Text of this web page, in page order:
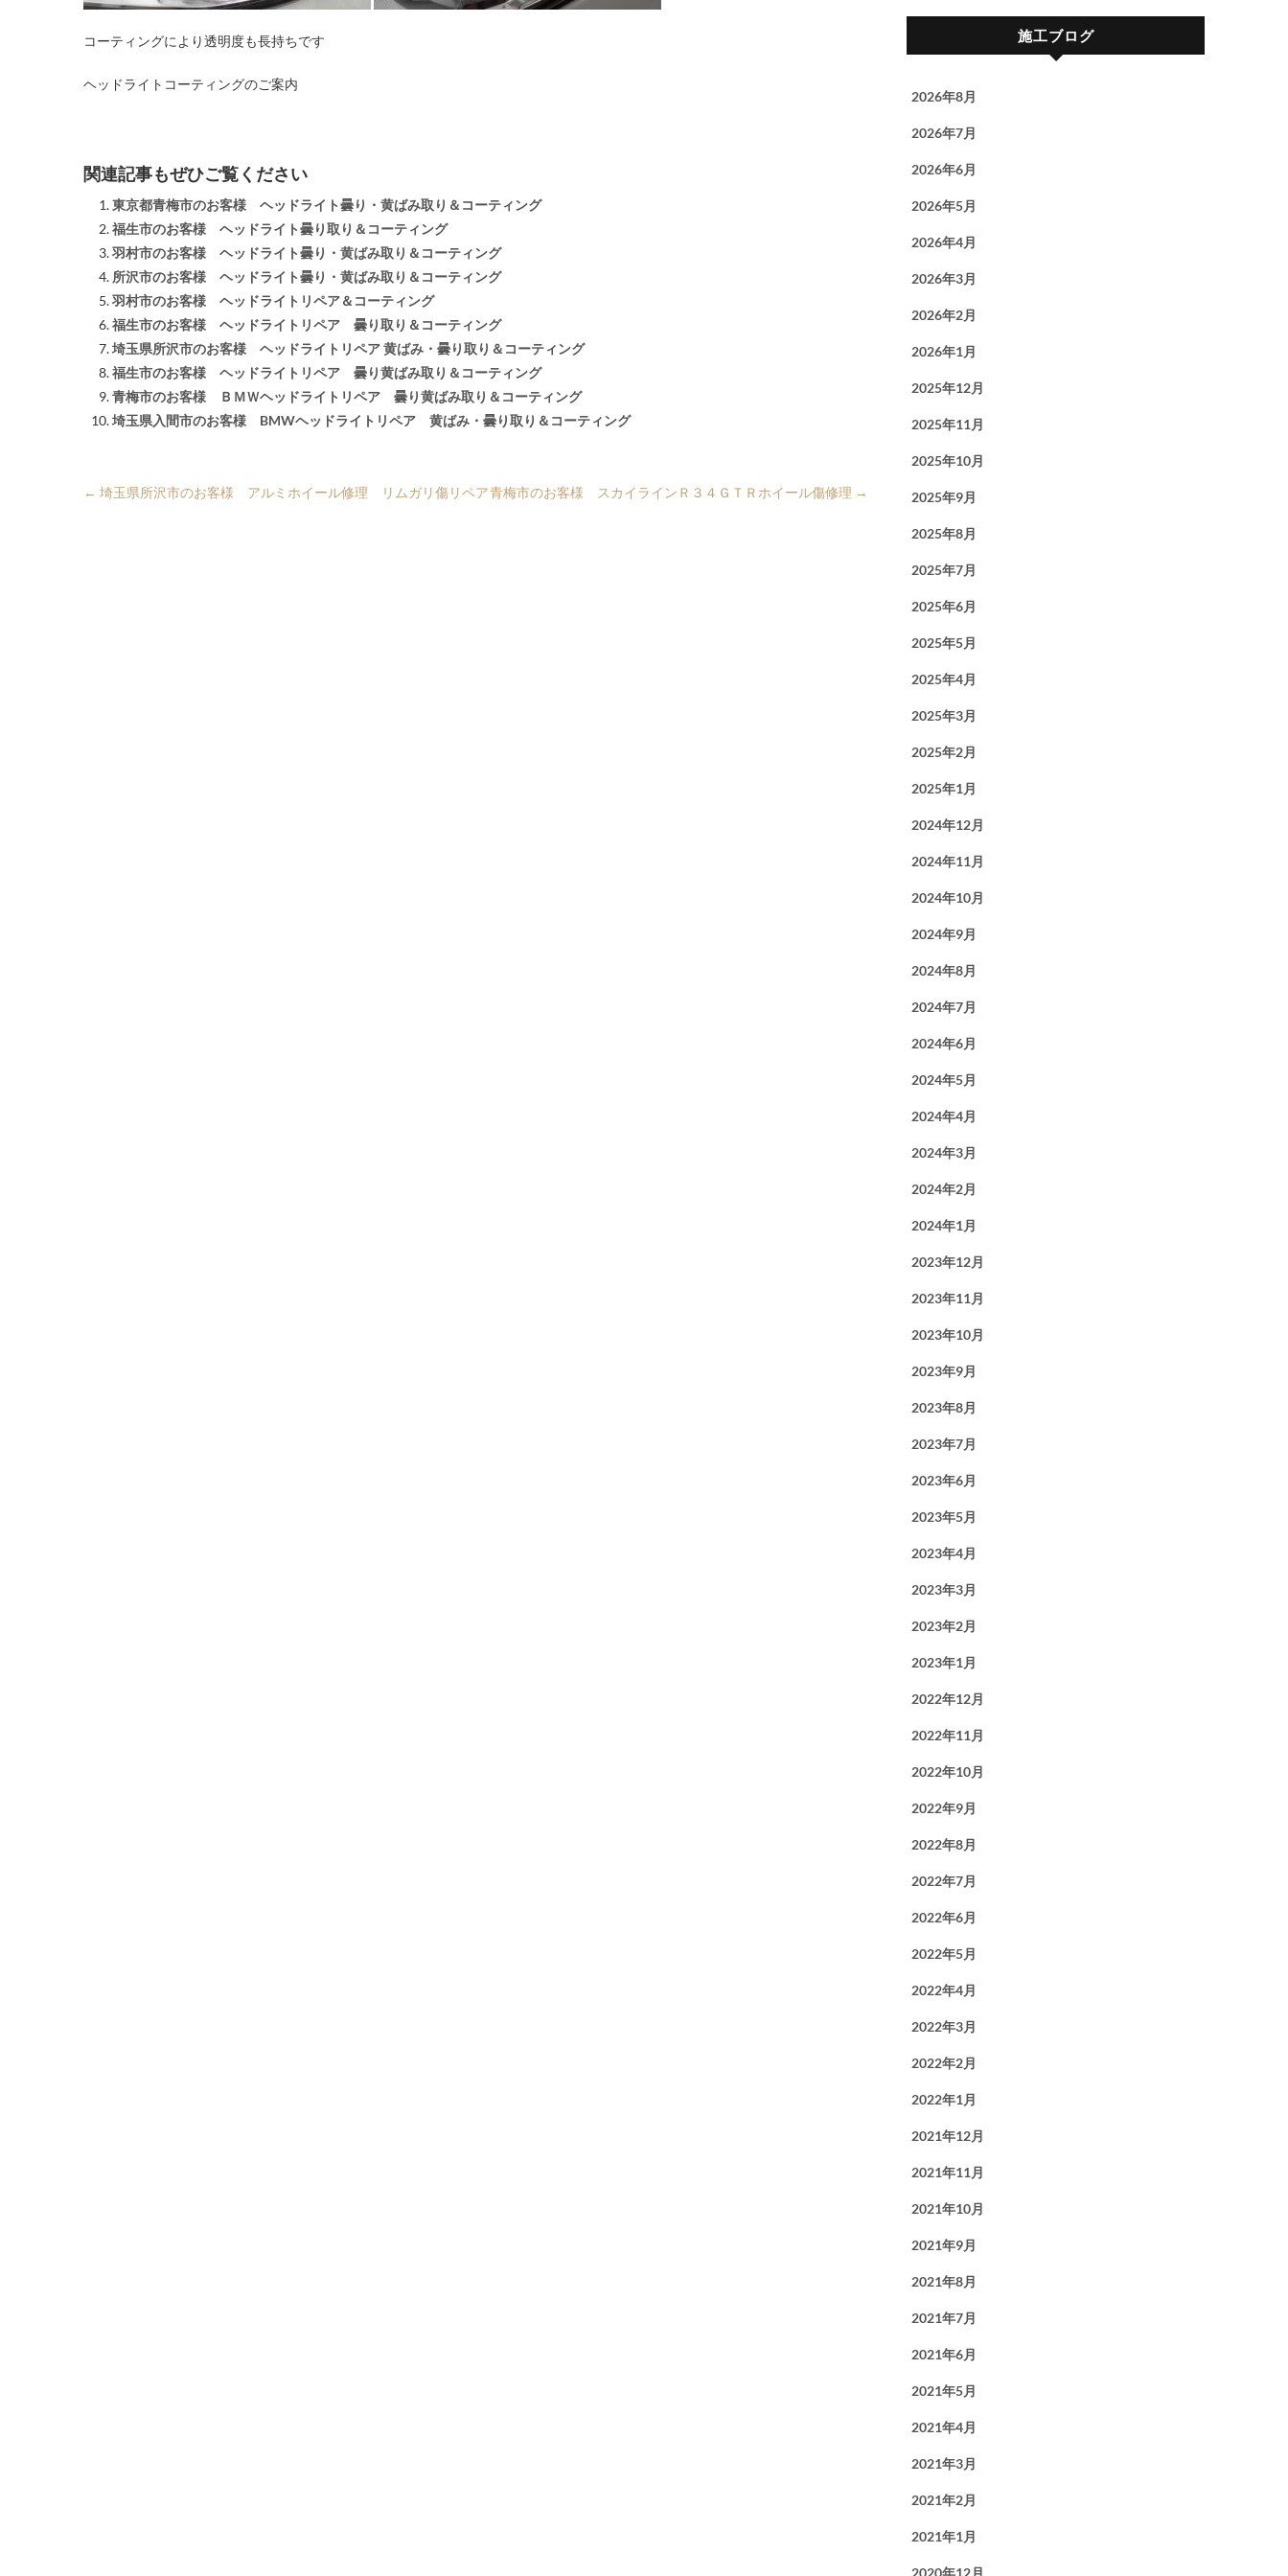
コーティングにより透明度も長持ちです
ヘッドライトコーティングのご案内
関連記事もぜひご覧ください
東京都青梅市のお客様 ヘッドライト曇り・黄ばみ取り＆コーティング
福生市のお客様 ヘッドライト曇り取り＆コーティング
羽村市のお客様 ヘッドライト曇り・黄ばみ取り＆コーティング
所沢市のお客様 ヘッドライト曇り・黄ばみ取り＆コーティング
羽村市のお客様 ヘッドライトリペア＆コーティング
福生市のお客様 ヘッドライトリペア 曇り取り＆コーティング
埼玉県所沢市のお客様 ヘッドライトリペア 黄ばみ・曇り取り＆コーティング
福生市のお客様 ヘッドライトリペア 曇り黄ばみ取り＆コーティング
青梅市のお客様 ＢＭＷヘッドライトリペア 曇り黄ばみ取り＆コーティング
埼玉県入間市のお客様 BMWヘッドライトリペア 黄ばみ・曇り取り＆コーティング
← 埼玉県所沢市のお客様 アルミホイール修理 リムガリ傷リペア青梅市のお客様 スカイラインＲ３４ＧＴＲホイール傷修理 →
施工ブログ
2026年8月
2026年7月
2026年6月
2026年5月
2026年4月
2026年3月
2026年2月
2026年1月
2025年12月
2025年11月
2025年10月
2025年9月
2025年8月
2025年7月
2025年6月
2025年5月
2025年4月
2025年3月
2025年2月
2025年1月
2024年12月
2024年11月
2024年10月
2024年9月
2024年8月
2024年7月
2024年6月
2024年5月
2024年4月
2024年3月
2024年2月
2024年1月
2023年12月
2023年11月
2023年10月
2023年9月
2023年8月
2023年7月
2023年6月
2023年5月
2023年4月
2023年3月
2023年2月
2023年1月
2022年12月
2022年11月
2022年10月
2022年9月
2022年8月
2022年7月
2022年6月
2022年5月
2022年4月
2022年3月
2022年2月
2022年1月
2021年12月
2021年11月
2021年10月
2021年9月
2021年8月
2021年7月
2021年6月
2021年5月
2021年4月
2021年3月
2021年2月
2021年1月
2020年12月